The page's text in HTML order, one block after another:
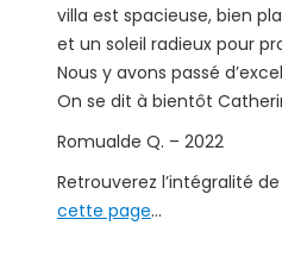
villa est spacieuse, bien
et un soleil radieux pour
Nous y avons passé
On se dit à bientôt
Romualde Q. – 2022
Retrouverez l’intégralité
cette page…